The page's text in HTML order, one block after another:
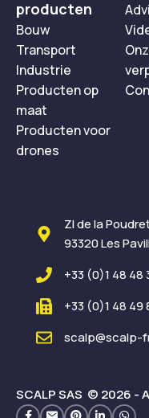
producten
Bouw
Transport
Industrie
Producten op
maat
Producten voor
drones
ZI de la
93320 Les
+33 (0)1 48 48
+33 (0)1 48 49
scalp@scalp-
SCALP SAS © 2026 -